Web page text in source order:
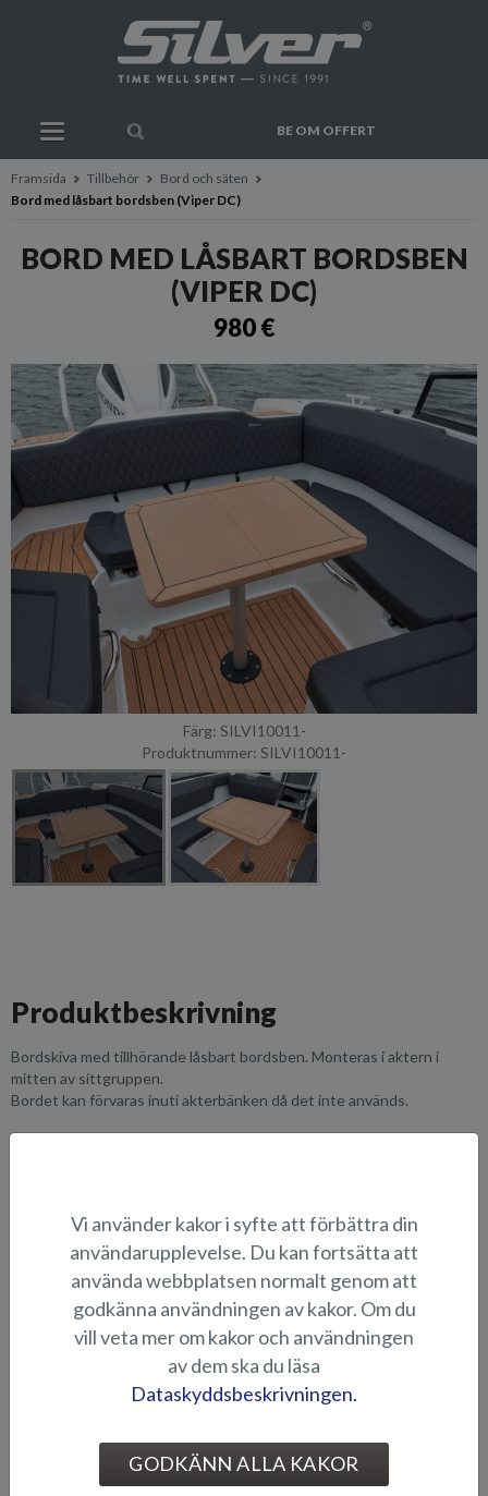
BE OM OFFERT
Framsida Tillbehör
Bord och säten
Bord med låsbart bordsben (Viper DC)
BORD MED LÅSBART BORDSBEN
(VIPER DC)
980 €
Färg: SILVI10011-
Produktnummer: SILVI10011-
Produktbeskrivning
Bordskiva med tillhörande låsbart bordsben. Monteras i aktern i
mitten av sittgruppen.
Bordet kan förvaras inuti akterbänken då det inte används.
BORD OCH SÄTEN
Vi använder kakor i syfte att förbättra din
användarupplevelse. Du kan fortsätta att
använda webbplatsen normalt genom att
godkänna användningen av kakor. Om du
vill veta mer om kakor och användningen
av dem ska du läsa
Dataskyddsbeskrivningen.
GODKÄNN ALLA KAKOR